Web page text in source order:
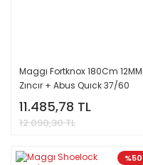
Maggı Fortknox 180Cm 12MM
Zıncır + Abus Quıck 37/60
Asma Kılıt
11.485,78 TL
12.090,30 TL
%50